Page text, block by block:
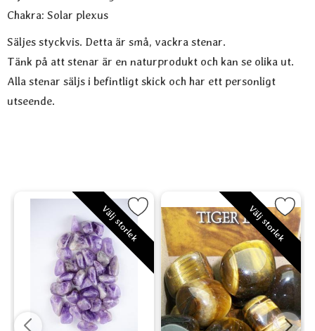
Chakra: Solar plexus
Säljes styckvis. Detta är små, vackra stenar.
Tänk på att stenar är en naturprodukt och kan se olika ut.
Alla stenar säljs i befintligt skick och har ett personligt
utseende.
Quartz som favoritVälj storlek
Markera Ametist - Amethyst som favorit Välj storlek
Markera Tigeröga - Tiger